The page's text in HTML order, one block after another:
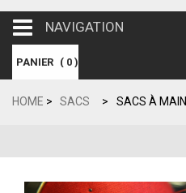
navigation
NAVIGATION
PANIER ( 0 )
HOME > SACS > SACS À MAIN